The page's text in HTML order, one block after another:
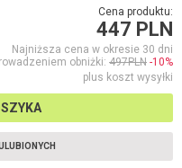
Cena produktu:
447 PLN
Najniższa cena w okresie 30 dni
obniżki: 497PLN -10%
plus koszt wysyłki